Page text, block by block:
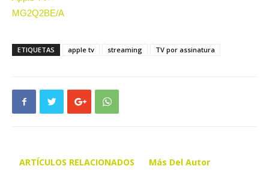
ETIQUETAS apple tv streaming TV por assinatura
ARTÍCULOS RELACIONADOS Más Del Autor